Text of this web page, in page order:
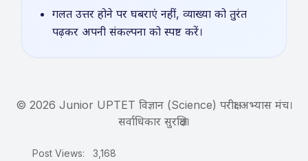
गलत उत्तर होने पर घबराएं नहीं, व्याख्या को तुरंत
पढ़कर अपनी संकल्पना को स्पष्ट करें।
© 2026 Junior UPTET विज्ञान (Science) परीक्षा अभ्यास मंच।
सर्वाधिकार सुरक्षित।
Post Views:
3,168